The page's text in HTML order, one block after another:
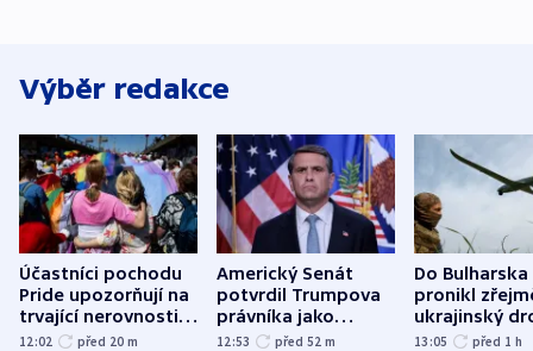
Výběr redakce
Účastníci pochodu
Pride upozorňují na
trvající nerovnosti i
společenskou
12:02 před 20 m
Americký Senát
potvrdil Trumpova
právníka jako
ministra
12:53 před 52 m
Do Bulharska
pronikl
ukrajinský
explodoval
13:05 před 1 h